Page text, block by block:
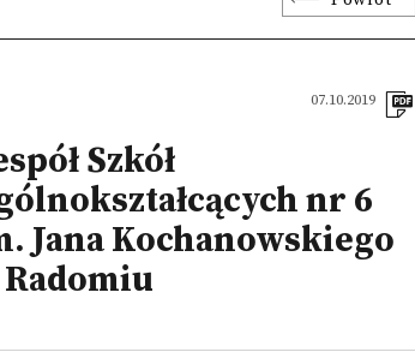
07.10.2019
Szkół
nr 6
Jana Kochanowskiego